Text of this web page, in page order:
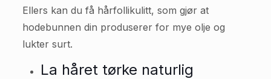
Ellers kan du få hårfollikulitt, som gjør at
hodebunnen din produserer for mye olje og
lukter surt.
La håret tørke naturlig